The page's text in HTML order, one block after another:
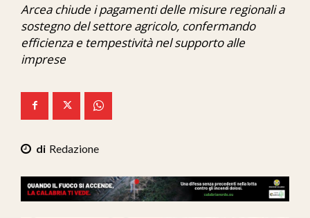
Ita-Mondo
C7 Play
Mix Zone
Arcea chiude i pagamenti delle misure regionali a
sostegno del settore agricolo, confermando
efficienza e tempestività nel supporto alle
imprese
Redazione